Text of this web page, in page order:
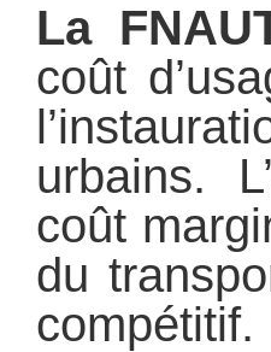
La
coût
urbains.
coût
du
compétitif.